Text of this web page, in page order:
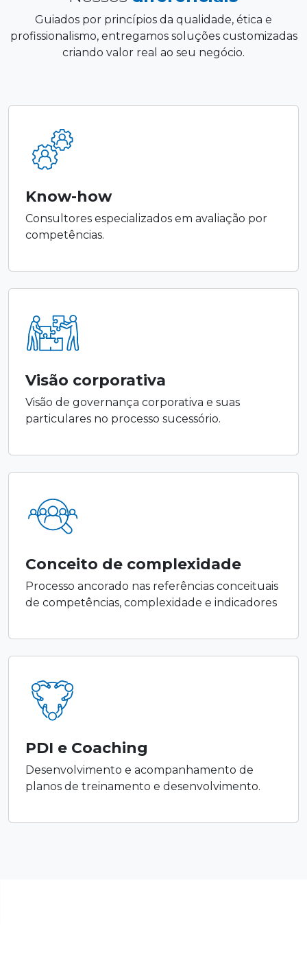
Guiados por princípios da qualidade, ética e
profissionalismo, entregamos soluções customizadas
criando valor real ao seu negócio.
Know-how
Consultores especializados em avaliação por
competências.
Visão corporativa
Visão de governança corporativa e suas
particulares no processo sucessório.
Conceito de complexidade
Processo ancorado nas referências conceituais
de competências, complexidade e indicadores
PDI e Coaching
Desenvolvimento e acompanhamento de
planos de treinamento e desenvolvimento.